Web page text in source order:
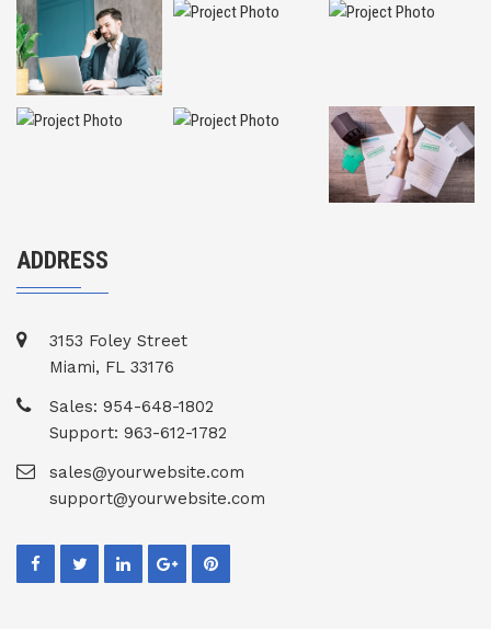
ADDRESS
3153 Foley Street
Miami, FL 33176
Sales: 954-648-1802
Support: 963-612-1782
sales@yourwebsite.com
support@yourwebsite.com